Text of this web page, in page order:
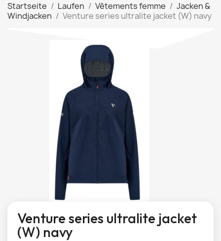
Startseite Laufen Vêtements femme
Jacken &
Windjacken
Venture series ultralite jacket (W) navy
Venture series ultralite jacket
(W) navy